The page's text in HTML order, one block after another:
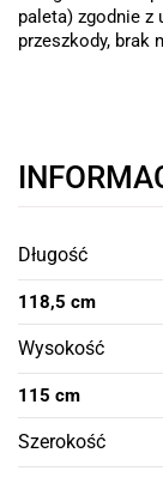
paleta) zgodnie z
przeszkody, brak
Długość
118,5 cm
Wysokość
115 cm
Szerokość